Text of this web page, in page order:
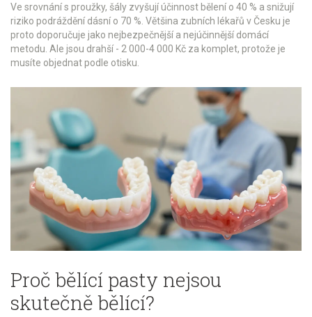
Ve srovnání s proužky, šály zvyšují účinnost bělení o 40 % a snižují
riziko podráždění dásní o 70 %. Většina zubních lékařů v Česku je
proto doporučuje jako nejbezpečnější a nejúčinnější domácí
metodu. Ale jsou drahší - 2 000-4 000 Kč za komplet, protože je
musíte objednat podle otisku.
Proč bělící pasty nejsou
skutečně bělící?